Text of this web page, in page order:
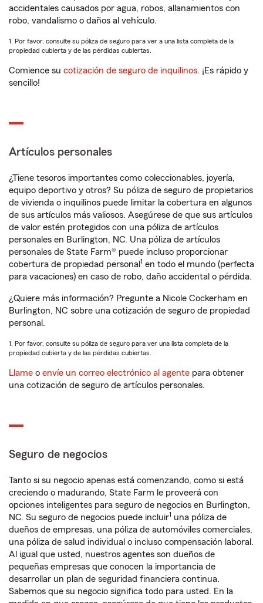
accidentales causados por agua, robos, allanamientos con
robo, vandalismo o daños al vehículo.
1. Por favor, consulte su póliza de seguro para ver a una lista completa de la
propiedad cubierta y de las pérdidas cubiertas.
Comience su cotización de seguro de inquilinos. ¡Es rápido y
sencillo!
Artículos personales
¿Tiene tesoros importantes como coleccionables, joyería,
equipo deportivo y otros? Su póliza de seguro de propietarios
de vivienda o inquilinos puede limitar la cobertura en algunos
de sus artículos más valiosos. Asegúrese de que sus artículos
de valor estén protegidos con una póliza de artículos
personales en Burlington, NC. Una póliza de artículos
personales de State Farm® puede incluso proporcionar
cobertura de propiedad personal 1 en todo el mundo (perfecta
para vacaciones) en caso de robo, daño accidental o pérdida.
¿Quiere más información? Pregunte a Nicole Cockerham en
Burlington, NC sobre una cotización de seguro de propiedad
personal.
1. Por favor, consulte su póliza de seguro para ver una lista completa de la
propiedad cubierta y de las pérdidas cubiertas.
Llame o envíe un correo electrónico al agente para obtener
una cotización de seguro de artículos personales.
Seguro de negocios
Tanto si su negocio apenas está comenzando, como si está
creciendo o madurando, State Farm le proveerá con
opciones inteligentes para seguro de negocios en Burlington,
NC. Su seguro de negocios puede incluir1 una póliza de
dueños de empresas, una póliza de automóviles comerciales,
una póliza de salud individual o incluso compensación laboral.
Al igual que usted, nuestros agentes son dueños de
pequeñas empresas que conocen la importancia de
desarrollar un plan de seguridad financiera continua.
Sabemos que su negocio significa todo para usted. En la